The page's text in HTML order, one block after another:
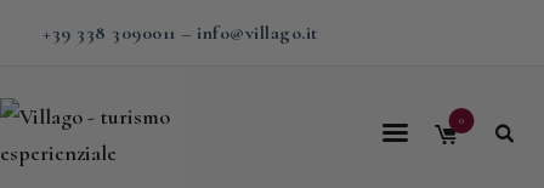
+39 338 3090011 – info@villago.it
0
Home